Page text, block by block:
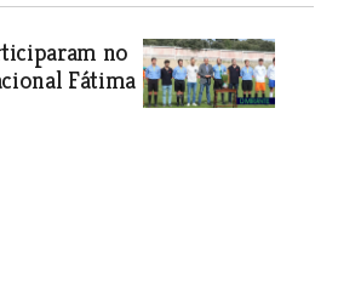
no
Fátima